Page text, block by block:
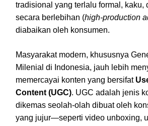
tradisional yang terlalu formal, kaku,
secara berlebihan (high-production
diabaikan oleh konsumen.
Masyarakat modern, khususnya
Milenial di Indonesia, jauh lebih
memercayai konten yang bersifat
Content (UGC). UGC adalah jenis
dikemas seolah-olah dibuat oleh
yang jujur—seperti video unboxing,